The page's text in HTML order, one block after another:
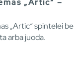
„Artic“ –
„Artic“ spintelei be
arba juoda.